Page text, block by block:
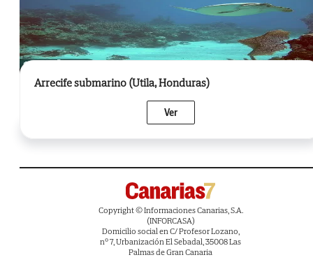
Arrecife submarino (Utila, Honduras)
Ver
Copyright © Informaciones Canarias, S.A.
(INFORCASA)
Domicilio social en C/ Profesor Lozano,
nº 7, Urbanización El Sebadal, 35008 Las
Palmas de Gran Canaria